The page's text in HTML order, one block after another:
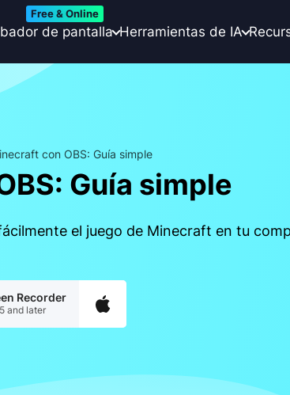
de pantalla
Free & Online
Herramientas de IA
con OBS: Guía simple
Guía simple
el juego de Minecraft en tu
Recorder
and later